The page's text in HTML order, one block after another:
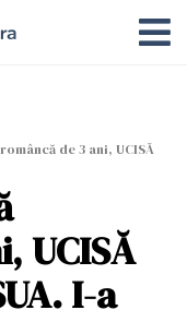
de 3 ani, UCISĂ
UCISĂ
I-a